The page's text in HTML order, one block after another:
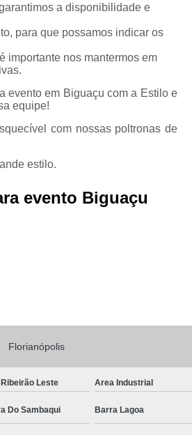
Aluguel de Móveis de
Aluguel de Móveis de
Aluguel de Móveis de
Aluguel de Móveis de
Aluguel de Móveis de Festa Biguaçu
Aluguel de Móveis
Aluguel de
Aluguel de
Locação de Paisagismo para Feiras
Locação de
a disponibilidade e
para que possamos indicar os
importante nos mantermos em
evento em Biguaçu com a Estilo e
equipe!
com nossas poltronas de
estilo.
evento Biguaçu
Florianópolis
Leste Area Industrial
Do Sambaqui Barra Lagoa